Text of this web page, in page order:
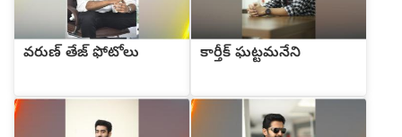
వరుణ్ తేజ్ ఫోటోలు కార్తీక్ ఘట్టమనేని